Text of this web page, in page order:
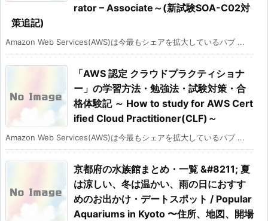
rator – Associate～(新試験SOA-C02対
策追記)
Amazon Web Services(AWS)は今最もシェアを拡大しているパブ ...
「AWS 認定 クラウドプラクティショナ
ー」の学習方法・勉強法・試験対策・合
格体験記 ～ How to study for AWS Cert
ified Cloud Practitioner(CLF)～
Amazon Web Services(AWS)は今最もシェアを拡大しているパブ ...
京都府の水族館まとめ・一覧 &#8211; 夏
は涼しい、冬は温かい、雨の日におすす
めのお出かけ・デートスポット / Popular
Aquariums in Kyoto 〜住所、地図、開場